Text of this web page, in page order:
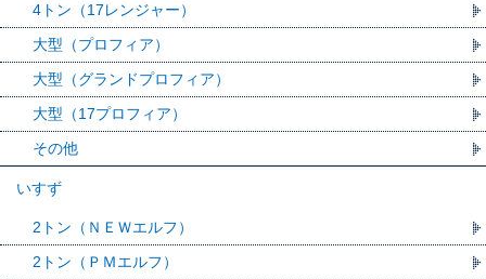
4トン（17レンジャー）
大型（プロフィア）
大型（グランドプロフィア）
大型（17プロフィア）
その他
いすず
2トン（ＮＥＷエルフ）
2トン（ＰＭエルフ）